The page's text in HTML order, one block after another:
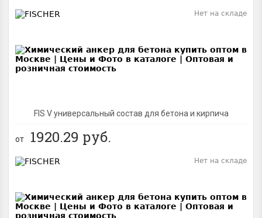
FIS V универсальный состав для бетона и кирпича
Нет на складе
от 1920.29 руб.
Нет на складе